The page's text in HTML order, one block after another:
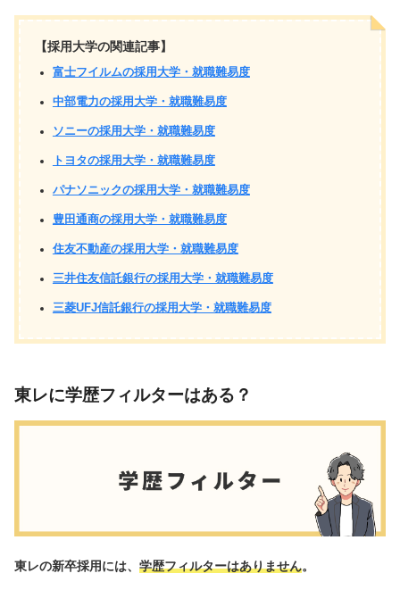
【採用大学の関連記事】
富士フイルムの採用大学・就職難易度
中部電力の採用大学・就職難易度
ソニーの採用大学・就職難易度
トヨタの採用大学・就職難易度
パナソニックの採用大学・就職難易度
豊田通商の採用大学・就職難易度
住友不動産の採用大学・就職難易度
三井住友信託銀行の採用大学・就職難易度
三菱UFJ信託銀行の採用大学・就職難易度
東レに学歴フィルターはある？
東レの新卒採用には、 学歴フィルターはありません。